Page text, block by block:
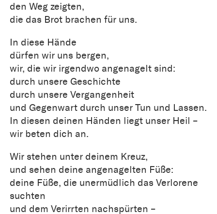
den Weg zeigten,
die das Brot brachen für uns.
In diese Hände
dürfen wir uns bergen,
wir, die wir irgendwo angenagelt sind:
durch unsere Geschichte
durch unsere Vergangenheit
und Gegenwart durch unser Tun und Lassen.
In diesen deinen Händen liegt unser Heil –
wir beten dich an.
Wir stehen unter deinem Kreuz,
und sehen deine angenagelten Füße:
deine Füße, die unermüdlich das Verlorene
suchten
und dem Verirrten nachspürten –